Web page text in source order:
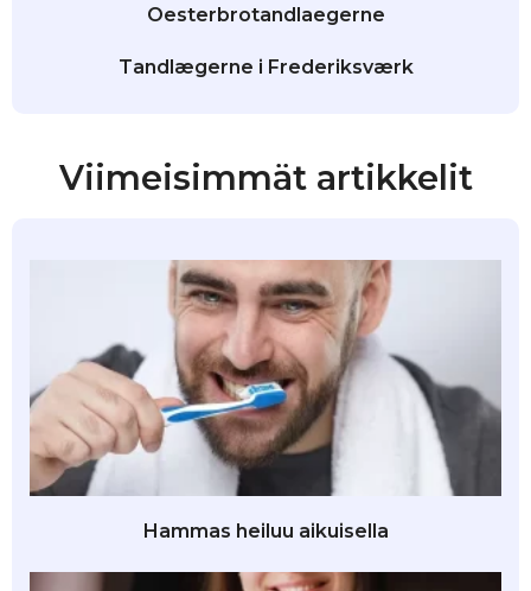
Oesterbrotandlaegerne
Tandlægerne i Frederiksværk
Viimeisimmät artikkelit
Hammas heiluu aikuisella